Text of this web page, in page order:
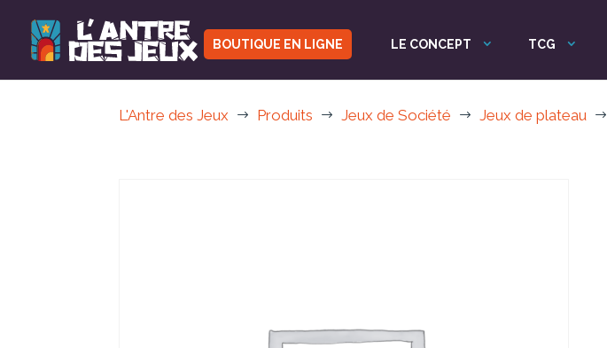
BOUTIQUE EN LIGNE LE CONCEPT TCG
L'Antre des Jeux $ Produits $ Jeux de Société $ Jeux de plateau $